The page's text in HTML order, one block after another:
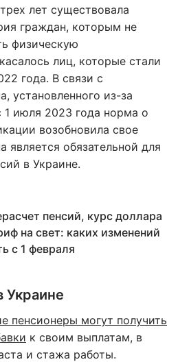
лет существовала
граждан, которым не
физическую
лиц, которые стали
года. В связи с
установленного из-за
1 июля 2023 года норма о
возобновила свое
является обязательной для
в Украине.
пенсий, курс доллара
на свет: каких изменений
с 1 февраля
Украине
пенсионеры могут получить
к своим выплатам, в
и стажа работы.